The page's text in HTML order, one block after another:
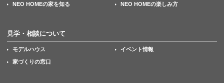
NEO HOMEの家を知る NEO HOMEの楽しみ方
見学・相談について
モデルハウス イベント情報
家づくりの窓口